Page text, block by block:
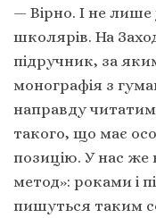
— Вірно. І не лише
школярів. На
підручник, за
монографія з
направду
такого, що має
позицію. У нас
метод»: роками і
пишуться таким